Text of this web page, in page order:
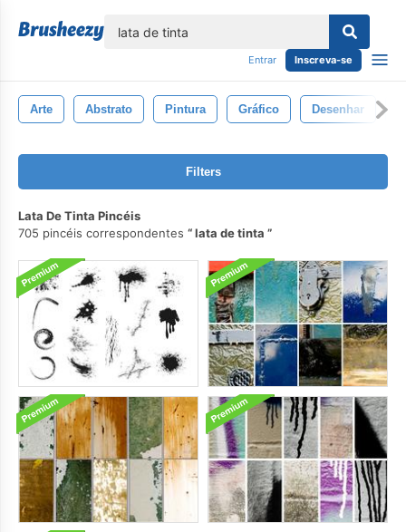
Entrar Inscreva-se
Arte Abstrato Pintura Gráfico Desenhar
Filters
Lata De Tinta Pincéis
705 pincéis correspondentes
lata de tinta